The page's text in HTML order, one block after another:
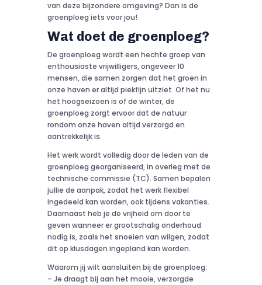
van deze bijzondere omgeving? Dan is de
groenploeg iets voor jou!
Wat doet de groenploeg?
De groenploeg wordt een hechte groep van
enthousiaste vrijwilligers, ongeveer 10
mensen, die samen zorgen dat het groen in
onze haven er altijd piekfijn uitziet. Of het nu
het hoogseizoen is of de winter, de
groenploeg zorgt ervoor dat de natuur
rondom onze haven altijd verzorgd en
aantrekkelijk is.
Het werk wordt volledig door de leden van de
groenploeg georganiseerd, in overleg met de
technische commissie (TC). Samen bepalen
jullie de aanpak, zodat het werk flexibel
ingedeeld kan worden, ook tijdens vakanties.
Daarnaast heb je de vrijheid om door te
geven wanneer er grootschalig onderhoud
nodig is, zoals het snoeien van wilgen, zodat
dit op klusdagen ingepland kan worden.
Waarom jij wilt aansluiten bij de groenploeg:
– Je draagt bij aan het mooie, verzorgde